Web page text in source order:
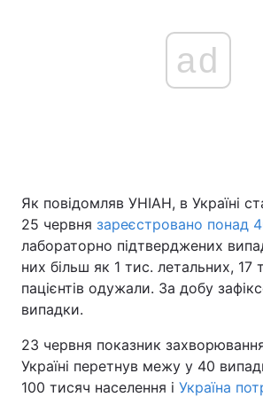
ad
Як повідомляв УНІАН, в Україні
25 червня зареєстровано понад
лабораторно підтверджених
них більш як 1 тис. летальних, 17
пацієнтів одужали. За добу
випадки.
23 червня показник
Україні перетнув межу у 40
100 тисяч населення і Україна